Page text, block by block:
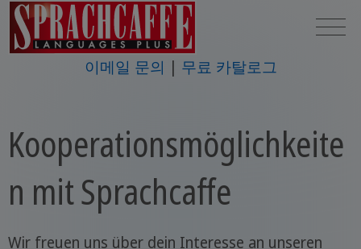
이메일 문의 무료 카탈로그
Kooperationsmöglichkeite
n mit Sprachcaffe
Wir freuen uns über dein Interesse an unseren